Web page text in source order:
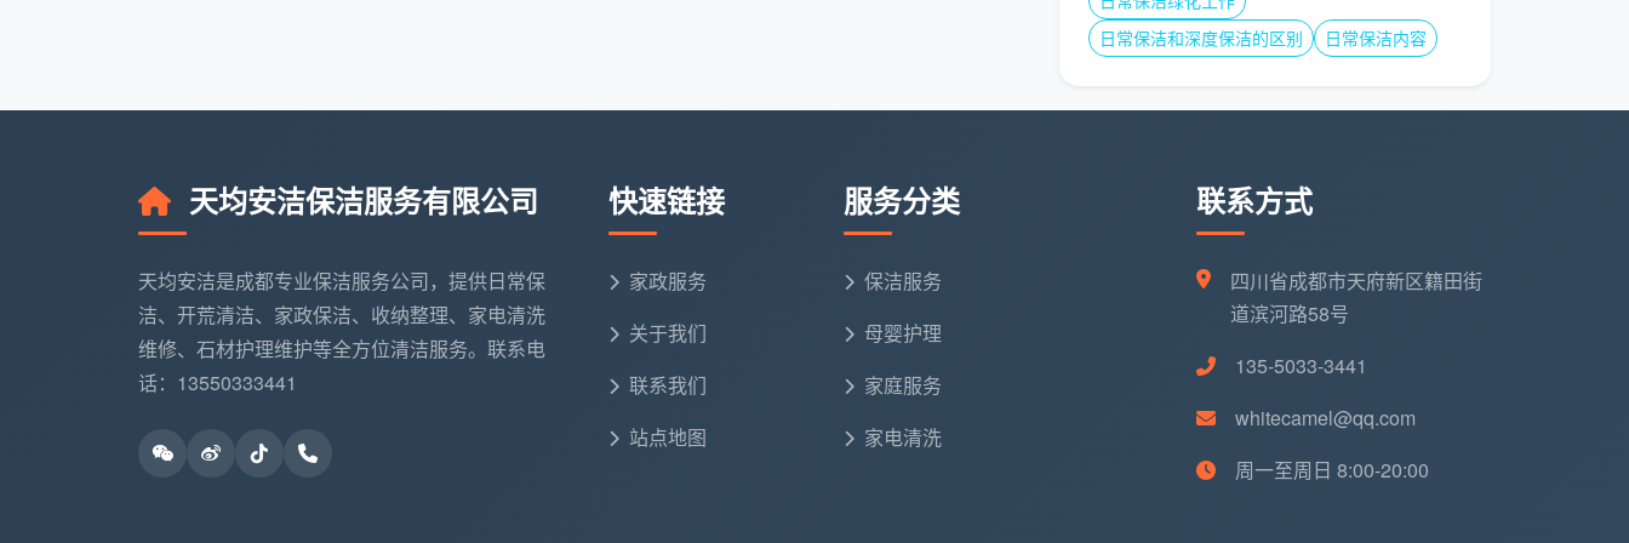
避开这些认知误区，选对保洁服务
装修残留的玻璃胶、美缝剂和水泥点，普通人用家用工具很难彻底清除，还容易因不得法而损伤建
误区二：“开荒保洁就是拿大抹布用力擦。”
真正专业的开荒保洁有一整套不同硬度、不同形状的铲刀和对应的清洁剂，能针对瓷砖、石材、木地
板分别处理。比如石材面必须用弱碱性清洁剂，否则极易腐蚀失去光泽，这绝不是一把铲刀走天下的
误区三：“精细保洁不就是擦灰吗，请个阿姨也一样。”
日常保洁和深度保洁的区别
日常保洁内容
天均安洁保洁服务有限公司
天均安洁是成都专业保洁服务公司，提供日常保
洁、开荒清洁、家政保洁、收纳整理、家电清洗
维修、石材护理维护等全方位清洁服务。联系电
话：13550333441
快速链接
家政服务
关于我们
联系我们
站点地图
服务分类
保洁服务
母婴护理
家庭服务
家电清洗
联系方式
四川省成都市天府新区籍田街
道滨河路58号
135-5033-3441
whitecamel@qq.com
周一至周日 8:00-20:00